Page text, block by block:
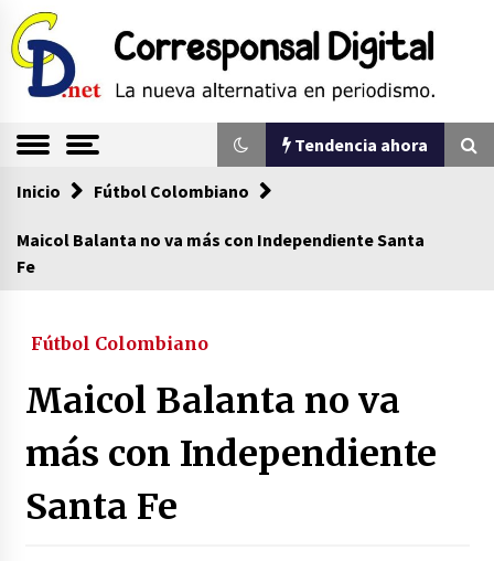
Saltar
al
contenido
Corresponsal
Digital
La nueva alternativa en periodismo
Tendencia ahora
Tendencia ahora
20/06/2026
Se eligen los supuestos futuros roedores del
congreso en Colombia
08/03/2026
Inicio Fútbol Colombiano
Maicol Balanta no va más con Independiente Santa
Fe
Fútbol Colombiano
Maicol Balanta no va
más con Independiente
Santa Fe